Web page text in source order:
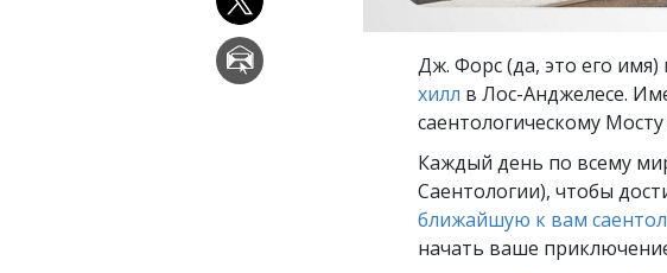
Дж. Форс (да, это его
хилл в Лос-Анджелесе.
саентологическому
Каждый день по всему
Саентологии), чтобы
ближайшую к вам
начать ваше